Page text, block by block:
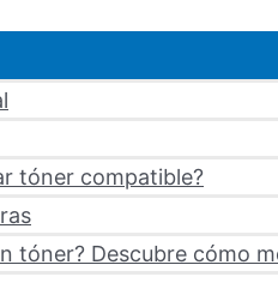
tóner compatible?
tóner? Descubre cómo